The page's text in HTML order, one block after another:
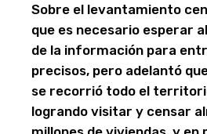
Sobre el levantamiento
que es necesario esperar
de la información para
precisos, pero adelantó
se recorrió todo el
logrando visitar y censar